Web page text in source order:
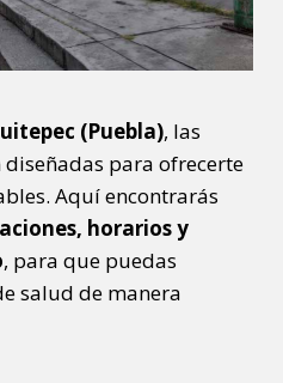
(Puebla), las
diseñadas para ofrecerte
Aquí encontrarás
horarios y
, para que puedas
salud de manera